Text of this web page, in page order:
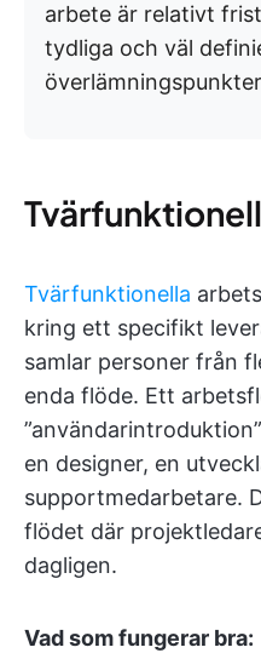
arbete är relativt
tydliga och väl
Tvärfunktionella
kring ett specifikt
samlar personer från
enda flöde. Ett
en designer, en
supportmedarbetare.
flödet där
dagligen.
Vad som fungerar bra: